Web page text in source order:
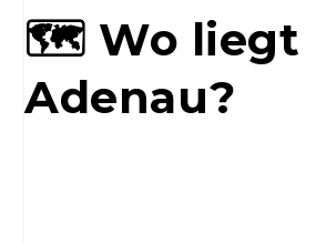
🗺️ Wo liegt
Adenau?